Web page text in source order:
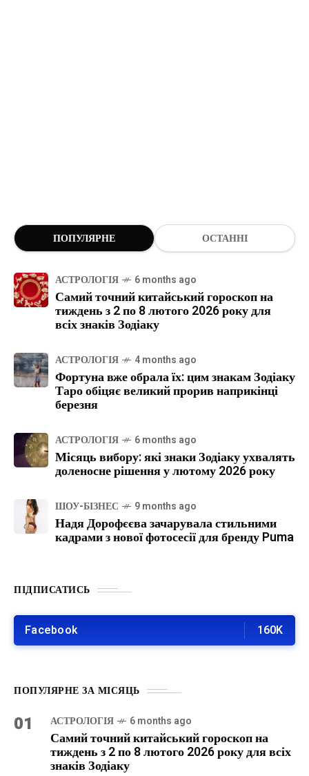
ПОПУЛЯРНЕ ОСТАННІ
АСТРОЛОГІЯ 6 months ago
Самий точний китайський гороскоп на
тиждень з 2 по 8 лютого 2026 року для
всіх знаків Зодіаку
АСТРОЛОГІЯ 4 months ago
Фортуна вже обрала їх: цим знакам Зодіаку
Таро обіцяє великий прорив наприкінці
березня
АСТРОЛОГІЯ 6 months ago
Місяць вибору: які знаки Зодіаку ухвалять
доленосне рішення у лютому 2026 року
ШОУ-БІЗНЕС 9 months ago
Надя Дорофєєва зачарувала стильними
кадрами з нової фотосесії для бренду Puma
ПІДПИСАТИСЬ
Facebook 160K
ПОПУЛЯРНЕ ЗА МІСЯЦЬ
01 АСТРОЛОГІЯ 6 months ago
Самий точний китайський гороскоп на
тиждень з 2 по 8 лютого 2026 року для всіх
знаків Зодіаку